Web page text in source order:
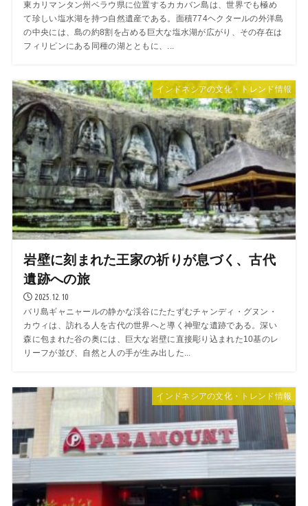
東カリマンタン州ベラウ県に位置するカカバン島は、世界でも極め
て珍しい塩水湖を持つ自然遺産である。面積774ヘクタールの外洋島
の中央には、島の約8割を占める巨大な塩水湖が広がり、その存在は
フィリピンにある同種の湖とともに、...
インドネシアの文化・トレンド情報
岩壁に刻まれた王家の祈りが息づく、古代
遺跡への旅
2025.12.10
バリ島ギャニャールの静かな渓谷にたたずむチャンディ・グヌン・
カウィは、訪れる人を古代の世界へと導く神聖な遺跡である。深い
森に包まれた谷の奥には、巨大な岩壁に直接彫り込まれた10基のレ
リーフが並び、自然と人の手が生み出した...
インドネシアの文化・トレンド情報